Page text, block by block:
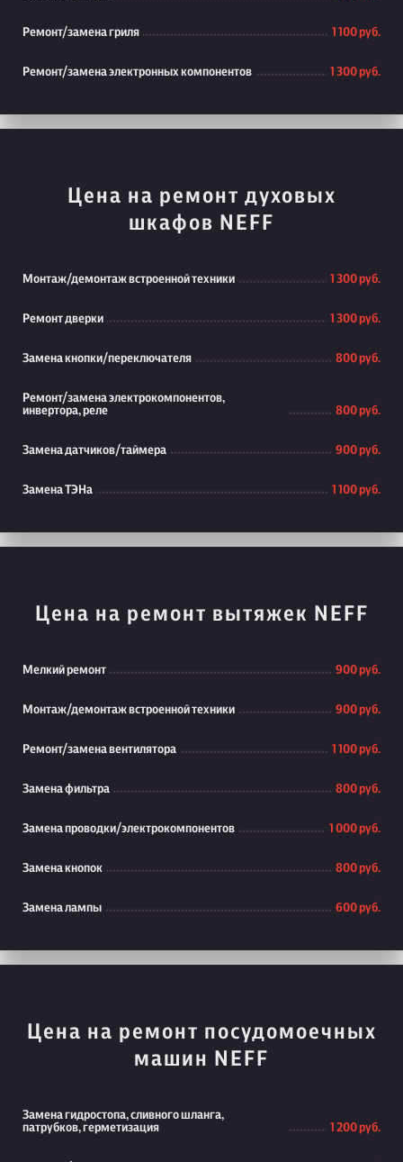
Ремонт/замена гриля 1 100 руб.
Ремонт/замена электронных компонентов 1 300 руб.
Цена на ремонт духовых
шкафов NEFF
Монтаж/демонтаж встроенной техники 1 300 руб.
Ремонт дверки 1 300 руб.
Замена кнопки/переключателя 800 руб.
Ремонт/замена электрокомпонентов,
инвертора, реле
800 руб.
Замена датчиков/таймера 900 руб.
Замена ТЭНа 1 100 руб.
Цена на ремонт вытяжек NEFF
Мелкий ремонт 900 руб.
Монтаж/демонтаж встроенной техники 900 руб.
Ремонт/замена вентилятора 1 100 руб.
Замена фильтра 800 руб.
Замена проводки/электрокомпонентов 1 000 руб.
Замена кнопок 800 руб.
Замена лампы 600 руб.
Цена на ремонт посудомоечных
машин NEFF
Замена гидростопа, сливного шланга,
патрубков, герметизация
1 200 руб.